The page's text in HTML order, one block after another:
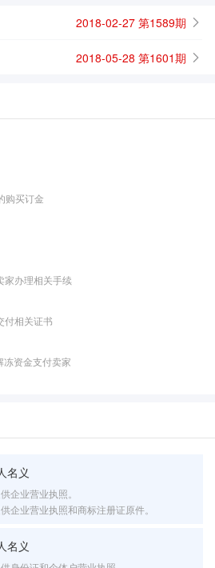
2018-02-27 第1589期
2018-05-28 第1601期
购买订金
家办理相关手续
付相关证书
资金支付卖家
名义
企业营业执照。
企业营业执照和商标注册证原件。
名义